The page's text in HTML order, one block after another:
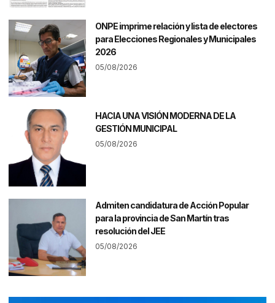
ONPE imprime relación y lista de electores
para Elecciones Regionales y Municipales
2026
05/08/2026
HACIA UNA VISIÓN MODERNA DE LA
GESTIÓN MUNICIPAL
05/08/2026
Admiten candidatura de Acción Popular
para la provincia de San Martín tras
resolución del JEE
05/08/2026